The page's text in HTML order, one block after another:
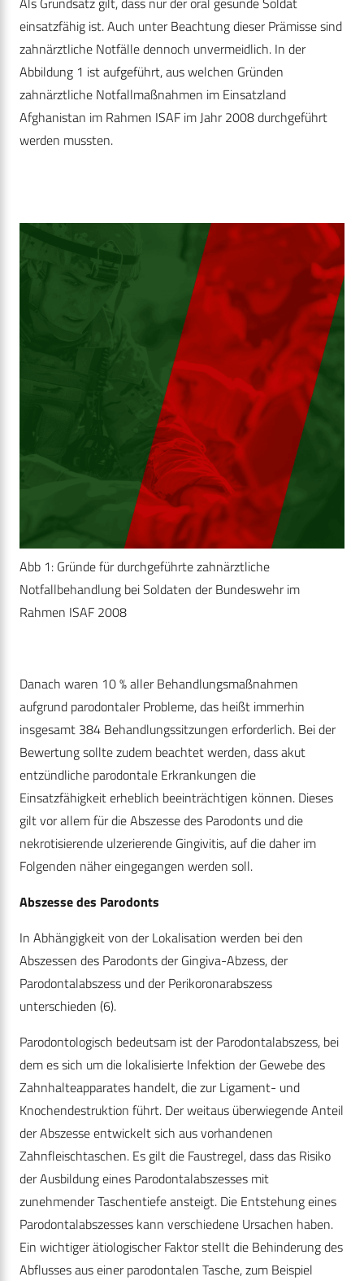
einsatzfähig ist. Auch unter Beachtung dieser Prämisse sind
zahnärztliche Notfälle dennoch unvermeidlich. In der
Abbildung 1 ist aufgeführt, aus welchen Gründen
zahnärztliche Notfallmaßnahmen im Einsatzland
Afghanistan im Rahmen ISAF im Jahr 2008 durchgeführt
werden mussten.
Abb 1: Gründe für durchgeführte zahnärztliche
Notfallbehandlung bei Soldaten der Bundeswehr im
Rahmen ISAF 2008
Danach waren 10 % aller Behandlungsmaßnahmen
aufgrund parodontaler Probleme, das heißt immerhin
insgesamt 384 Behandlungssitzungen erforderlich. Bei der
Bewertung sollte zudem beachtet werden, dass akut
entzündliche parodontale Erkrankungen die
Einsatzfähigkeit erheblich beeinträchtigen können. Dieses
gilt vor allem für die Abszesse des Parodonts und die
nekrotisierende ulzerierende Gingivitis, auf die daher im
Folgenden näher eingegangen werden soll.
Abszesse des Parodonts
In Abhängigkeit von der Lokalisation werden bei den
Abszessen des Parodonts der Gingiva-Abzess, der
Parodontalabszess und der Perikoronarabszess
unterschieden (6).
Parodontologisch bedeutsam ist der Parodontalabszess, bei
dem es sich um die lokalisierte Infektion der Gewebe des
Zahnhalteapparates handelt, die zur Ligament- und
Knochendestruktion führt. Der weitaus überwiegende Anteil
der Abszesse entwickelt sich aus vorhandenen
Zahnfleischtaschen. Es gilt die Faustregel, dass das Risiko
der Ausbildung eines Parodontalabszesses mit
zunehmender Taschentiefe ansteigt. Die Entstehung eines
Parodontalabszesses kann verschiedene Ursachen haben.
Ein wichtiger ätiologischer Faktor stellt die Behinderung des
Abflusses aus einer parodontalen Tasche, zum Beispiel